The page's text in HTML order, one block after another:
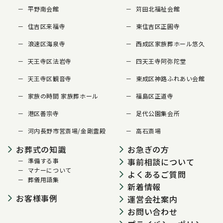
平野南会館 苅田北福祉会館
住吉区来福寺 東住吉区正圓寺
浪速区海泉寺 西成区家族葬ホール悠久
天王寺区法岩寺 四天王寺阿弥陀堂
天王寺区観音寺 東成区神路ふれあい会館
家族の時間 家族葬ホール 福島区正道寺
港区善宗寺 足代公園集会所
河内長野市営斎場/金剛霊殿 高石斎場
お葬式の知識
準備する事
マナーについて
葬儀用語集
お客様事例
お急ぎの方
事前相談について
よくあるご質問
新着情報
運営会社案内
お問い合わせ